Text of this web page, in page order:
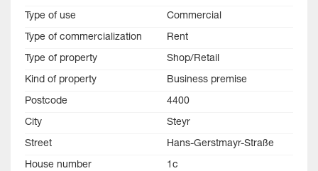
Type of use Commercial
Type of commercialization Rent
Type of property Shop/Retail
Kind of property Business premise
Postcode 4400
City Steyr
Street Hans-Gerstmayr-Straße
House number 1c